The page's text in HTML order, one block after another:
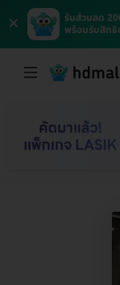
×
รับส่วนลด
พร้อมรับสิทธิ